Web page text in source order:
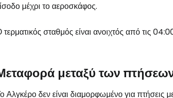
μέχρι το αεροσκάφος.
τερματικός σταθμός είναι ανοιχτός από τις
μεταξύ των
Αλγκέρο δεν είναι διαμορφωμένο για